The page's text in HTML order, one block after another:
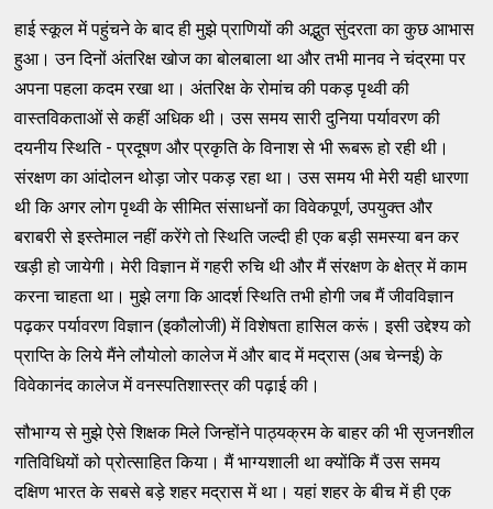
हाई स्कूल में पहुंचने के बाद ही मुझे प्राणियों की अद्भुत सुंदरता का कुछ आभास
हुआ। उन दिनों अंतरिक्ष खोज का बोलबाला था और तभी मानव ने चंद्रमा पर
अपना पहला कदम रखा था। अंतरिक्ष के रोमांच की पकड़ पृथ्वी की
वास्तविकताओं से कहीं अधिक थी। उस समय सारी दुनिया पर्यावरण की
दयनीय स्थिति - प्रदूषण और प्रकृति के विनाश से भी रूबरू हो रही थी।
संरक्षण का आंदोलन थोड़ा जोर पकड़ रहा था। उस समय भी मेरी यही धारणा
थी कि अगर लोग पृथ्वी के सीमित संसाधनों का विवेकपूर्ण, उपयुक्त और
बराबरी से इस्तेमाल नहीं करेंगे तो स्थिति जल्दी ही एक बड़ी समस्या बन कर
खड़ी हो जायेगी। मेरी विज्ञान में गहरी रुचि थी और मैं संरक्षण के क्षेत्र में काम
करना चाहता था। मुझे लगा कि आदर्श स्थिति तभी होगी जब मैं जीवविज्ञान
पढ़कर पर्यावरण विज्ञान (इकौलोजी) में विशेषता हासिल करूं। इसी उद्देश्य को
प्राप्ति के लिये मैंने लौयोलो कालेज में और बाद में मद्रास (अब चेन्नई) के
विवेकानंद कालेज में वनस्पतिशास्त्र की पढ़ाई की।
सौभाग्य से मुझे ऐसे शिक्षक मिले जिन्होंने पाठ्यक्रम के बाहर की भी सृजनशील
गतिविधियों को प्रोत्साहित किया। मैं भाग्यशाली था क्योंकि मैं उस समय
दक्षिण भारत के सबसे बड़े शहर मद्रास में था। यहां शहर के बीच में ही एक